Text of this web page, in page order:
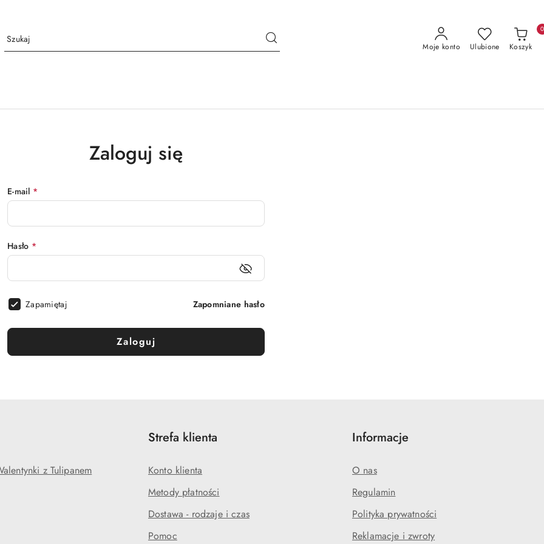
Moje konto Ulubione Koszyk
0
Zaloguj się
E-mail *
Hasło *
Zapamiętaj Zapomniane hasło
Zaloguj
z Tulipanem
Strefa klienta
Konto klienta
Metody płatności
Dostawa - rodzaje i czas
Pomoc
Informacje
O nas
Regulamin
Polityka prywatności
Reklamacje i zwroty